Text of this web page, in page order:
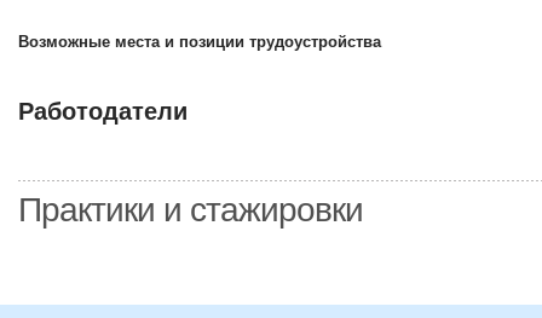
Возможные места и позиции трудоустройства
Работодатели
Практики и стажировки